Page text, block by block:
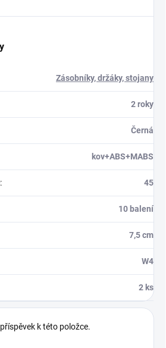
Zásobníky, držáky, stojany
2 roky
Černá
kov+ABS+MABS
: 45
10 balení
7,5 cm
W4
2 ks
k této položce.